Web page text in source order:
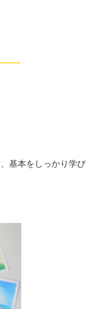
基本をしっかり学び